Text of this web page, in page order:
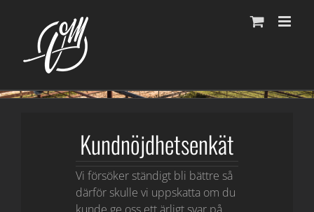
innehållet
Kundnöjdhetsenkät
Vi försöker ständigt bli bättre så
därför skulle vi uppskatta om du